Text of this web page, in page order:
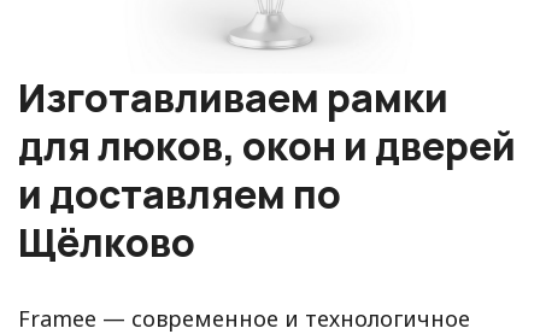
Изготавливаем рамки
для люков, окон и дверей
и доставляем по
Щёлково
Framee — современное и технологичное